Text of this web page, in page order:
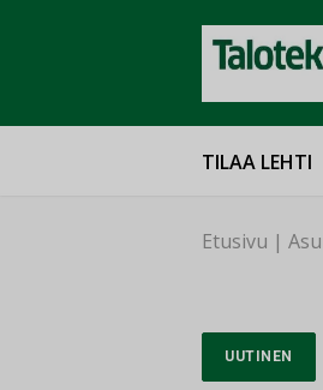
TILAA LEHTI
Etusivu |
UUTINEN